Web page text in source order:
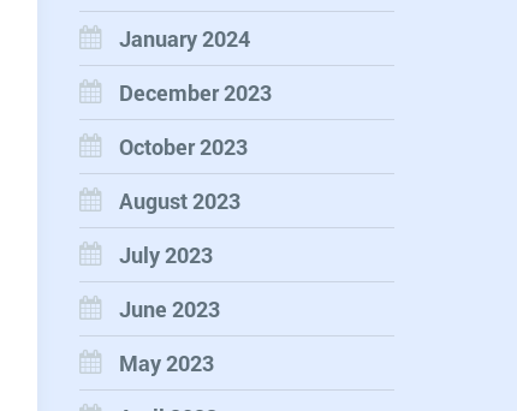
January 2024
December 2023
October 2023
August 2023
July 2023
June 2023
May 2023